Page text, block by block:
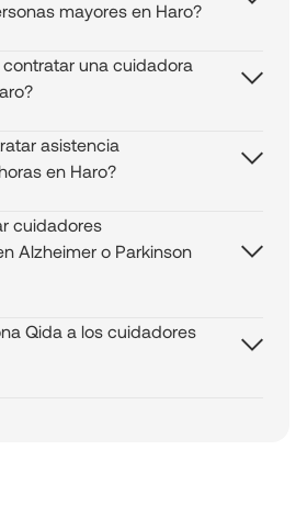
mayores en Haro?
una cuidadora
asistencia
en Haro?
cuidadores
Alzheimer o Parkinson
Qida a los cuidadores